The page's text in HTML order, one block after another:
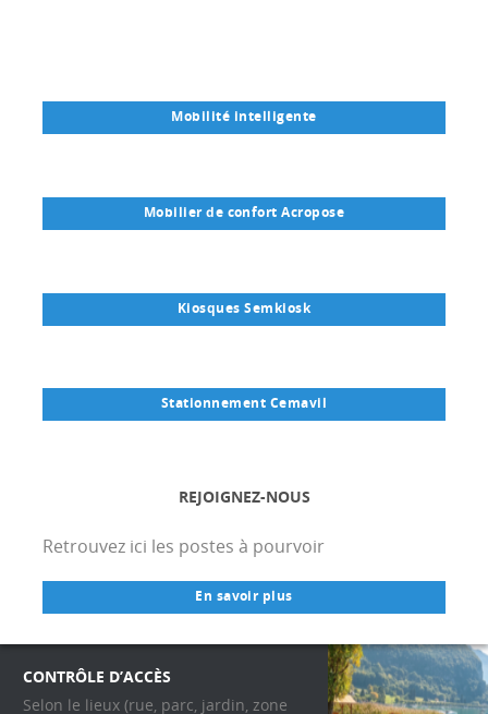
Mobilité intelligente
Mobilier de confort Acropose
Kiosques Semkiosk
Stationnement Cemavil
REJOIGNEZ-NOUS
Retrouvez ici les postes à pourvoir
En savoir plus
CONTRÔLE D’ACCÈS
Selon le lieux (rue, parc, jardin, zone